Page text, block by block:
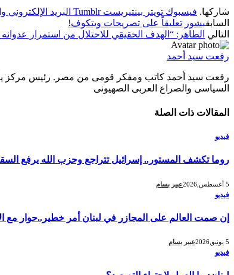
شاركها. فيسبوك تويتر بينتيريست Tumblr البريد الإلكتروني
السابقبشور تعليقاً على تصريحات ويتكوف!
التالي الطاهر: “الهدف الحقيقي للاحتلال من استمرار
رفعت سيد أحمد
السياسى والصراع العربى الصهيونى
المقالات ذات الصلة
فيديو
روما تكشف المستور.. إسرائيل تتراجع وحزب الله يرفع
5 أغسطس,2026 عبير بسام
فيديو
إن صمت العالم على المجازر في لبنان أمر خطير..حوار مع
5 يونيو,2026 عبير بسام
فيديو